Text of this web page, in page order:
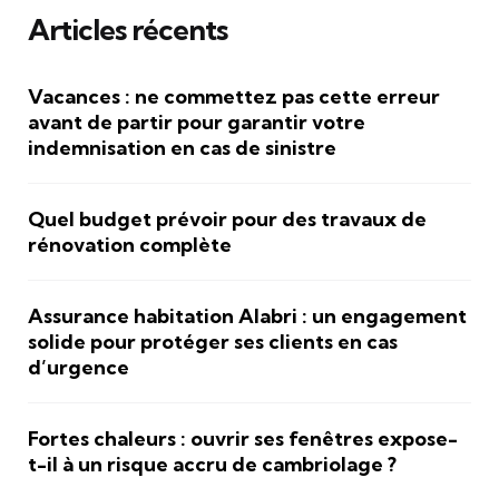
Articles récents
Vacances : ne commettez pas cette erreur
avant de partir pour garantir votre
indemnisation en cas de sinistre
Quel budget prévoir pour des travaux de
rénovation complète
Assurance habitation Alabri : un engagement
solide pour protéger ses clients en cas
d’urgence
Fortes chaleurs : ouvrir ses fenêtres expose-
t-il à un risque accru de cambriolage ?